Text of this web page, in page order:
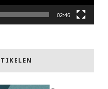
02:46